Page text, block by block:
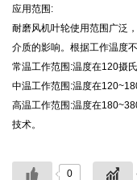
应用范围:
耐磨风机叶轮使用范围广泛
介质的影响。根据工作温度
常温工作范围:温度在120摄
中温工作范围:温度在
高温工作范围:温度在
技术。
0